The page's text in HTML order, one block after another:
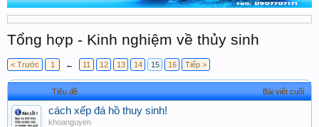
Tổng hợp - Kinh nghiệm về thủy sinh
< Trước 1 ← 11 12 13 14 15 16 Tiếp >
Tiêu đề Bài viết cuối
cách xếp đá hồ thuy sinh!
khoanguyen